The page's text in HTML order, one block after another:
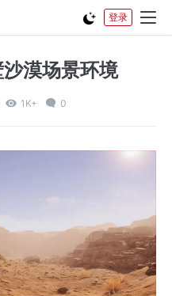
登录
漠场景环境
1K+ 0